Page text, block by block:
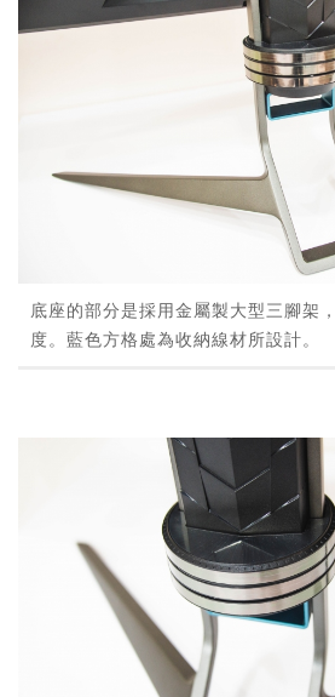
底座的部分是採用金屬製大型三腳架
度。藍色方格處為收納線材所設計。